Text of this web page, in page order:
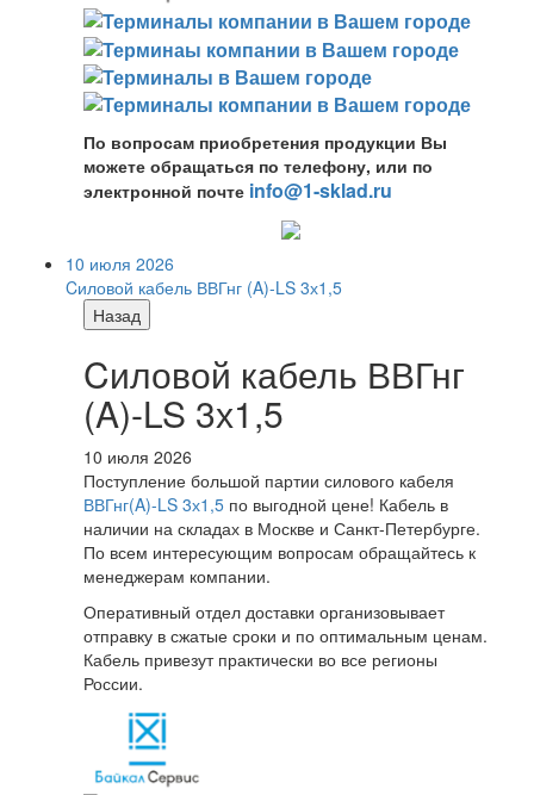
По вопросам приобретения продукции Вы
можете обращаться по телефону, или по
электронной почте info@1-sklad.ru
10 июля 2026
Cиловой кабель ВВГнг (A)-LS 3х1,5
Назад
Cиловой кабель ВВГнг
(A)-LS 3х1,5
10 июля 2026
Поступление большой партии силового кабеля
ВВГнг(A)-LS 3х1,5 по выгодной цене! Кабель в
наличии на складах в Москве и Санкт-Петербурге.
По всем интересующим вопросам обращайтесь к
менеджерам компании.
Оперативный отдел доставки организовывает
отправку в сжатые сроки и по оптимальным ценам.
Кабель привезут практически во все регионы
России.